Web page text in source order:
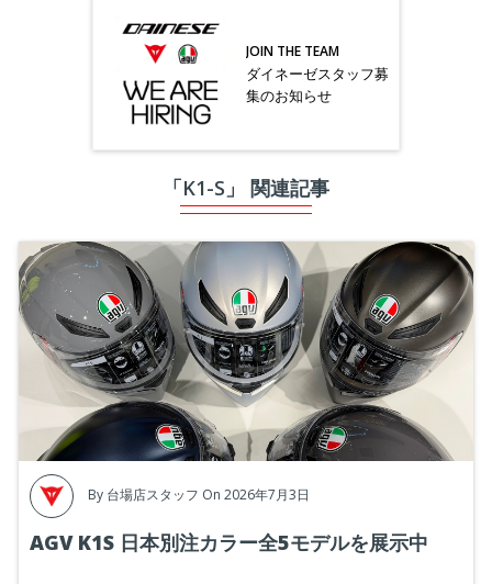
JOIN THE TEAM
ダイネーゼスタッフ募
集のお知らせ
「K1-S」 関連記事
By 台場店スタッフ On 2026年7月3日
AGV K1S 日本別注カラー全5モデルを展示中